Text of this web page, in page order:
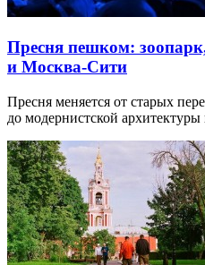
Пресня пешком:
и Москва-Сити
Пресня меняется от старых
до модернистской